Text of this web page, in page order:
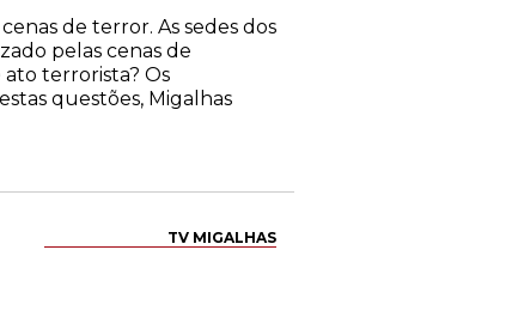
de terror. As sedes dos
pelas cenas de
ato terrorista? Os
questões, Migalhas
TV MIGALHAS